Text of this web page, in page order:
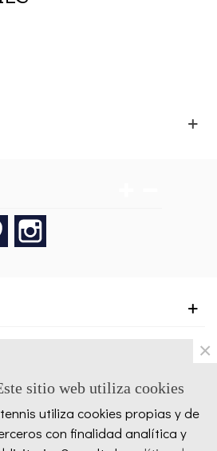
+
Pinterest
sitio web utiliza cookies
utiliza cookies propias y de
con finalidad analítica y
×